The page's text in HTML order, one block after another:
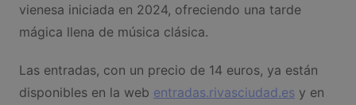
vienesa iniciada en 2024, ofreciendo una tarde
mágica llena de música clásica.
Las entradas, con un precio de 14 euros, ya están
disponibles en la web entradas.rivasciudad.esy en